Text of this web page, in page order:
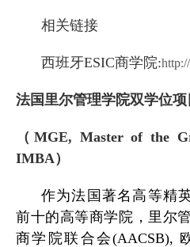
相关链接
西班牙ESIC商学院:
法国里尔管理学院双学位项
（ MGE, Master of the
IMBA）
作为法国著名高等精
前十的高等商学院，里尔
商学院联合会(AACSB),